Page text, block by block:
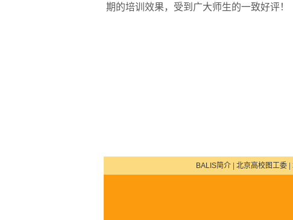
期的培训效果，受到广大师生的一致好评！
BALIS简介 北京高校图工委